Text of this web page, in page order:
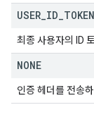
USER ID TOKEN
최종 사용자의 ID
NONE
인증 헤더를 전송